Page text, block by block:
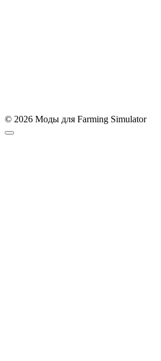
© 2026 Моды для Farming Simulator